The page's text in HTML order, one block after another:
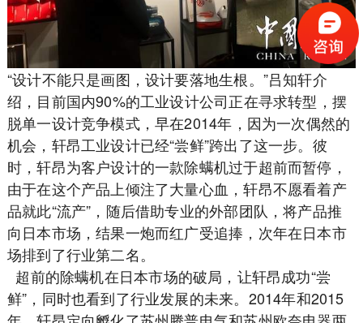
“设计不能只是画图，设计要落地生根。”吕知轩介
绍，目前国内90%的工业设计公司正在寻求转型，摆
脱单一设计竞争模式，早在2014年，因为一次偶然的
机会，轩昂工业设计已经“尝鲜”跨出了这一步。彼
时，轩昂为客户设计的一款除螨机过于超前而暂停，
由于在这个产品上倾注了大量心血，轩昂不愿看着产
品就此“流产”，随后借助专业的外部团队，将产品推
向日本市场，结果一炮而红广受追捧，次年在日本市
场排到了行业第二名。
超前的除螨机在日本市场的破局，让轩昂成功“尝
鲜”，同时也看到了行业发展的未来。2014年和2015